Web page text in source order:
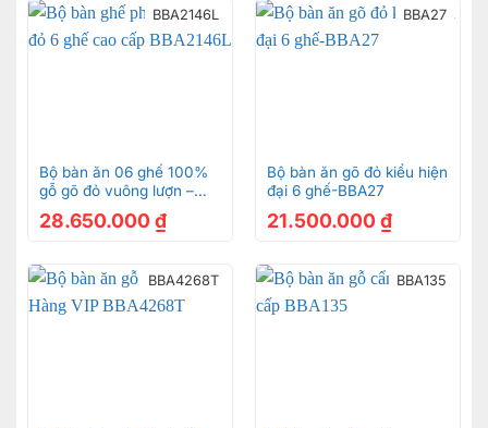
Ghế ăn cổ điển được chạm khắc họa tiết hoa lá tây tinh
BBA2146L
Bộ bàn ăn 06 ghế 100%
gỗ gõ đỏ vuông lượn –
BBA2146L
28.650.000 ₫
BBA27
Bộ bàn ăn gõ đỏ kiểu hiện
đại 6 ghế-BBA27
21.500.000 ₫
BBA4268T BBA135